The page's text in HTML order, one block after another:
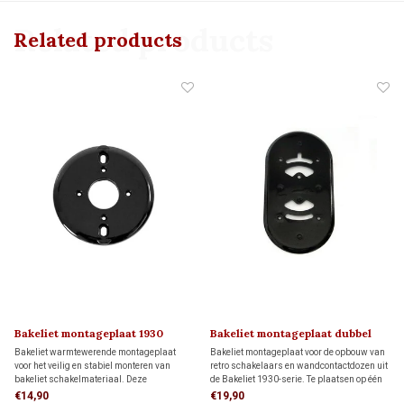
Related products
Related products
Bakeliet montageplaat 1930
Bakeliet warmtewerende montageplaat
voor het veilig en stabiel monteren van
bakeliet schakelmateriaal. Deze
montageplaat past op één inbouwdoos,
€14,90
Bakeliet montageplaat dubbel
1930
Bakeliet montageplaat voor de opbouw van
retro schakelaars en wandcontactdozen uit
de Bakeliet 1930-serie. Te plaatsen op één
inbouwdoos of direct op de wand. Voor een
€19,90